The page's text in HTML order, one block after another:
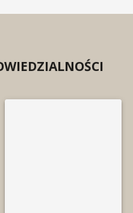
przemysłowego.